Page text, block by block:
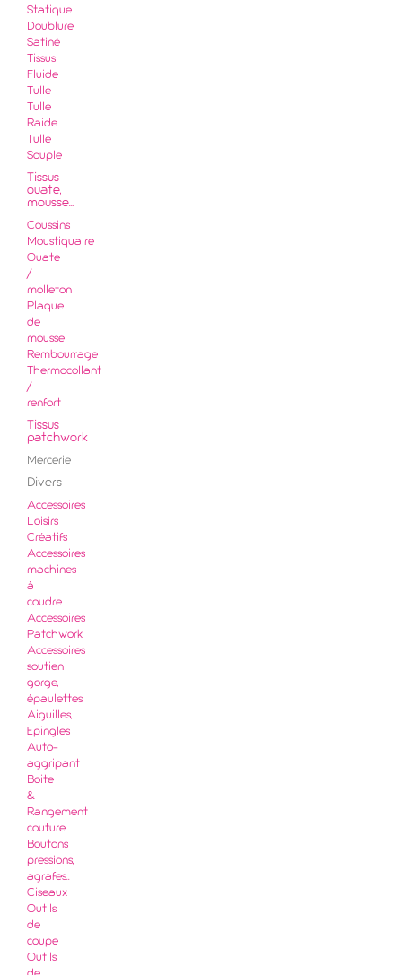
Statique
Doublure
Satiné
Tissus
Fluide
Tulle
Tulle
Raide
Tulle
Souple
Tissus
ouate,
mousse...
Coussins
Moustiquaire
Ouate
/
molleton
Plaque
de
mousse
Rembourrage
Thermocollant
/
renfort
Tissus
patchwork
Mercerie
Divers
Accessoires
Loisirs
Créatifs
Accessoires
machines
à
coudre
Accessoires
Patchwork
Accessoires
soutien
gorge,
épaulettes
Aiguilles,
Epingles
Auto-
aggripant
Boite
&
Rangement
couture
Boutons
pressions,
agrafes..
Ciseaux
Outils
de
coupe
Outils